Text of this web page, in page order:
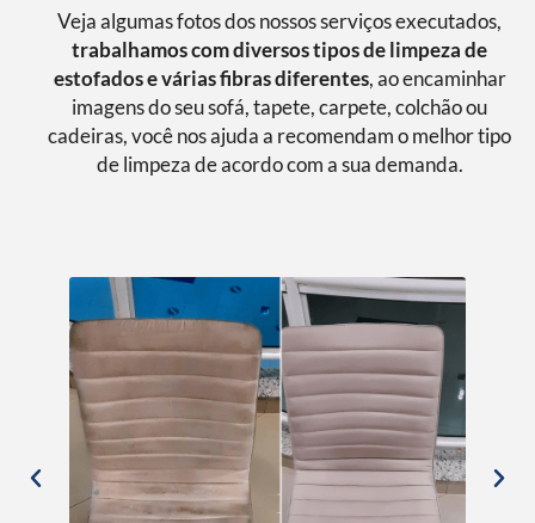
Veja algumas fotos dos nossos serviços executados,
trabalhamos com diversos tipos de limpeza de
estofados e várias fibras diferentes, ao encaminhar
imagens do seu sofá, tapete, carpete, colchão ou
cadeiras, você nos ajuda a recomendam o melhor tipo
de limpeza de acordo com a sua demanda.